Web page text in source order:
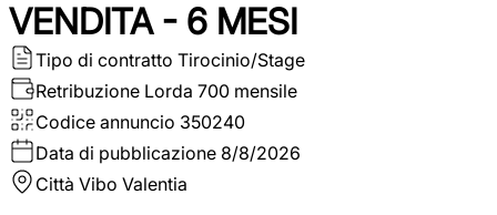
VENDITA - 6 MESI
Tipo di contratto Tirocinio/Stage
Retribuzione Lorda 700 mensile
Codice annuncio 350240
Data di pubblicazione 8/8/2026
Città Vibo Valentia